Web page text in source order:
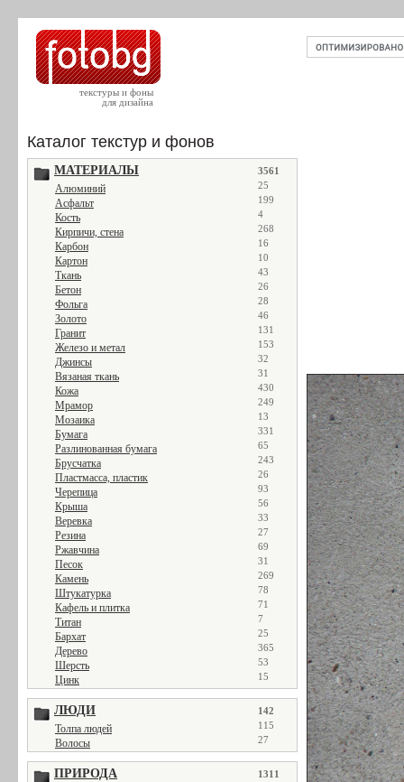
текстуры и фоны
для дизайна
Каталог текстур и фонов
МАТЕРИАЛЫ 3561
Алюминий 25
Асфальт 199
Кость 4
Кирпичи, стена 268
Карбон 16
Картон 10
Ткань 43
Бетон 26
Фольга 28
Золото 46
Гранит 131
Железо и метал 153
Джинсы 32
Вязаная ткань 31
Кожа 430
Мрамор 249
Мозаика 13
Бумага 331
Разлинованная бумага 65
Брусчатка 243
Пластмасса, пластик 26
Черепица 93
Крыша 56
Веревка 33
Резина 27
Ржавчина 69
Песок 31
Камень 269
Штукатурка 78
Кафель и плитка 71
Титан 7
Бархат 25
Дерево 365
Шерсть 53
Цинк 15
ЛЮДИ 142
Толпа людей 115
Волосы 27
ПРИРОДА 1311